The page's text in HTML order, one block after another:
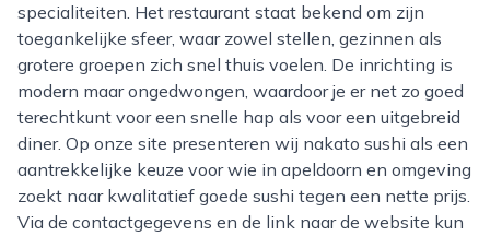
specialiteiten. Het restaurant staat bekend om zijn
toegankelijke sfeer, waar zowel stellen, gezinnen als
grotere groepen zich snel thuis voelen. De inrichting is
modern maar ongedwongen, waardoor je er net zo goed
terechtkunt voor een snelle hap als voor een uitgebreid
diner. Op onze site presenteren wij nakato sushi als een
aantrekkelijke keuze voor wie in apeldoorn en omgeving
zoekt naar kwalitatief goede sushi tegen een nette prijs.
Via de contactgegevens en de link naar de website kun